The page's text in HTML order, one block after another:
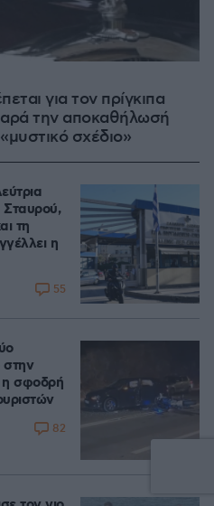
για τον πρίγκιπα
την αποκαθήλωσή
σχέδιο»
Σταυρού,
τη
η
55
στην
η σφοδρή
82